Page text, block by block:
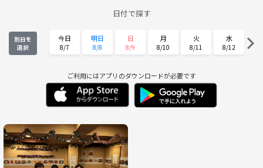
日付で探す
別日を
選択
今日
8/7
明日
8/8
日
8/9
月
8/10
火
8/11
水
8/12
8/13 8/14 8/15 8/16 8/17
水
8/19
木
8/20
土
8/22
日
8/23
8/25 8/26 8/27
月
8/31
火
9/1
水
9/2
ご利用にはアプリのダウンロードが必要です